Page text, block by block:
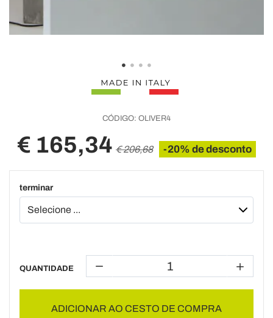
CÓDIGO: OLIVER4
€ 165,34 € 206,68 -20% de desconto
terminar
QUANTIDADE
ADICIONAR AO CESTO DE COMPRA